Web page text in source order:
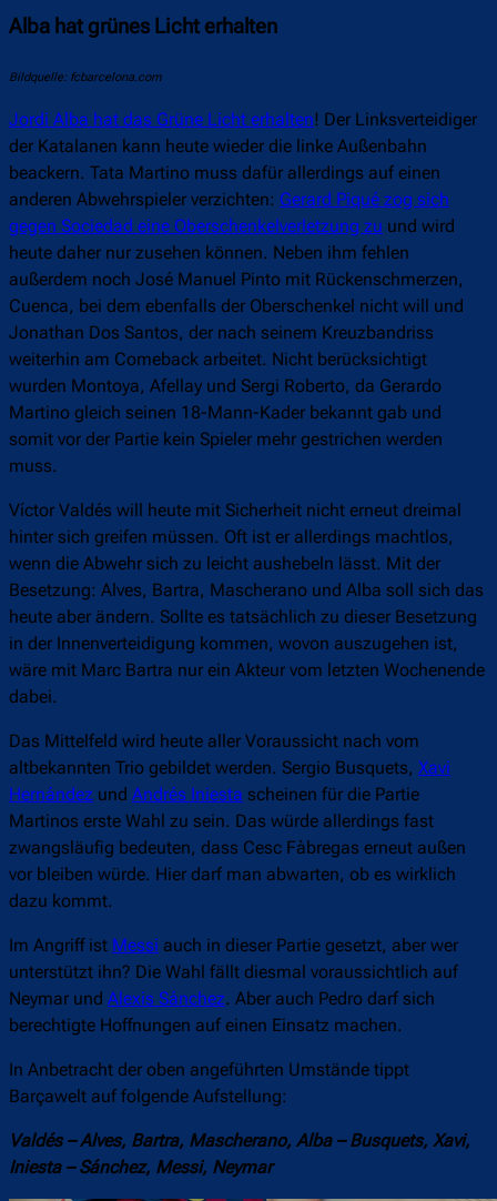
Alba hat grünes Licht erhalten
Bildquelle: fcbarcelona.com
Jordi Alba hat das Grüne Licht erhalten! Der Linksverteidiger
der Katalanen kann heute wieder die linke Außenbahn
beackern. Tata Martino muss dafür allerdings auf einen
anderen Abwehrspieler verzichten: Gerard Piqué zog sich
gegen Sociedad eine Oberschenkelverletzung zu und wird
heute daher nur zusehen können. Neben ihm fehlen
außerdem noch José Manuel Pinto mit Rückenschmerzen,
Cuenca, bei dem ebenfalls der Oberschenkel nicht will und
Jonathan Dos Santos, der nach seinem Kreuzbandriss
weiterhin am Comeback arbeitet. Nicht berücksichtigt
wurden Montoya, Afellay und Sergi Roberto, da Gerardo
Martino gleich seinen 18-Mann-Kader bekannt gab und
somit vor der Partie kein Spieler mehr gestrichen werden
muss.
Víctor Valdés will heute mit Sicherheit nicht erneut dreimal
hinter sich greifen müssen. Oft ist er allerdings machtlos,
wenn die Abwehr sich zu leicht aushebeln lässt. Mit der
Besetzung: Alves, Bartra, Mascherano und Alba soll sich das
heute aber ändern. Sollte es tatsächlich zu dieser Besetzung
in der Innenverteidigung kommen, wovon auszugehen ist,
wäre mit Marc Bartra nur ein Akteur vom letzten Wochenende
dabei.
Das Mittelfeld wird heute aller Voraussicht nach vom
altbekannten Trio gebildet werden. Sergio Busquets, Xavi
Hernández und Andrés Iniesta scheinen für die Partie
Martinos erste Wahl zu sein. Das würde allerdings fast
zwangsläufig bedeuten, dass Cesc Fàbregas erneut außen
vor bleiben würde. Hier darf man abwarten, ob es wirklich
dazu kommt.
Im Angriff ist Messi auch in dieser Partie gesetzt, aber wer
unterstützt ihn? Die Wahl fällt diesmal voraussichtlich auf
Neymar und Alexis Sánchez. Aber auch Pedro darf sich
berechtigte Hoffnungen auf einen Einsatz machen.
In Anbetracht der oben angeführten Umstände tippt
Barçawelt auf folgende Aufstellung:
Valdés – Alves, Bartra, Mascherano, Alba – Busquets, Xavi,
Iniesta – Sánchez, Messi, Neymar